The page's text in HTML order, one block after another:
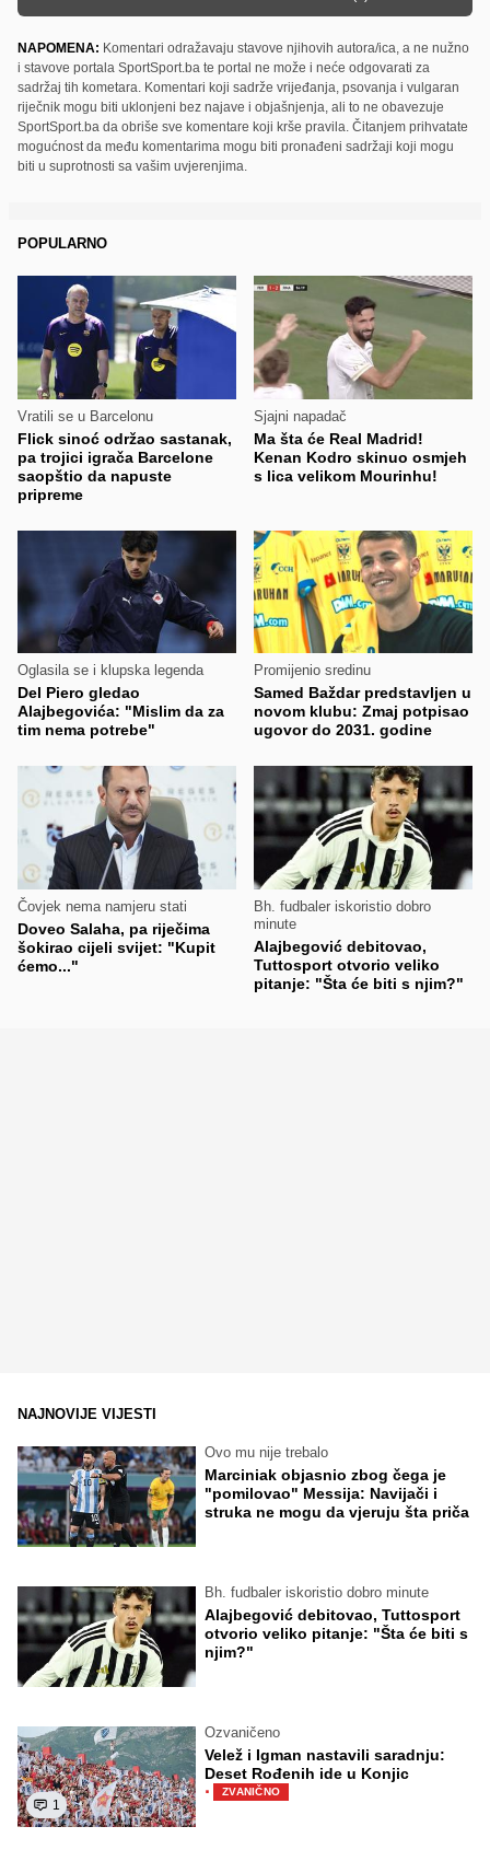
NAPOMENA: Komentari odražavaju stavove njihovih autora/ica, a ne nužno
i stavove portala SportSport.ba te portal ne može i neće odgovarati za
sadržaj tih kometara. Komentari koji sadrže vrijeđanja, psovanja i vulgaran
riječnik mogu biti uklonjeni bez najave i objašnjenja, ali to ne obavezuje
SportSport.ba da obriše sve komentare koji krše pravila. Čitanjem prihvatate
mogućnost da među komentarima mogu biti pronađeni sadržaji koji mogu
biti u suprotnosti sa vašim uvjerenjima.
POPULARNO
Vratili se u Barcelonu
Flick sinoć održao sastanak,
pa trojici igrača Barcelone
saopštio da napuste
pripreme
Sjajni napadač
Ma šta će Real Madrid!
Kenan Kodro skinuo osmjeh
s lica velikom Mourinhu!
Oglasila se i klupska legenda
Del Piero gledao
Alajbegovića: "Mislim da za
tim nema potrebe"
Promijenio sredinu
Samed Baždar predstavljen u
novom klubu: Zmaj potpisao
ugovor do 2031. godine
Čovjek nema namjeru stati
Doveo Salaha, pa riječima
šokirao cijeli svijet: "Kupit
ćemo..."
Bh. fudbaler iskoristio dobro
minute
Alajbegović debitovao,
Tuttosport otvorio veliko
pitanje: "Šta će biti s njim?"
NAJNOVIJE VIJESTI
Ovo mu nije trebalo
Marciniak objasnio zbog čega je
"pomilovao" Messija: Navijači i
struka ne mogu da vjeruju šta priča
Bh. fudbaler iskoristio dobro minute
Alajbegović debitovao, Tuttosport
otvorio veliko pitanje: "Šta će biti s
njim?"
1
Ozvaničeno
Velež i Igman nastavili saradnju:
Deset Rođenih ide u Konjic
· ZVANIČNO